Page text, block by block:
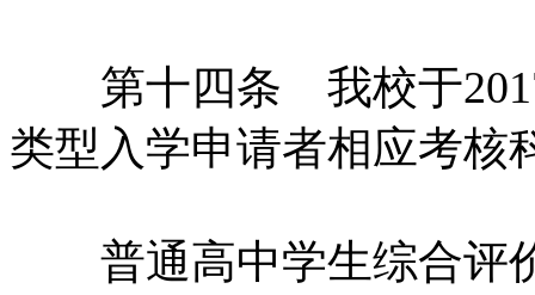
第十四条 我校于2017
类型入学申请者相应考核
普通高中学生综合评价